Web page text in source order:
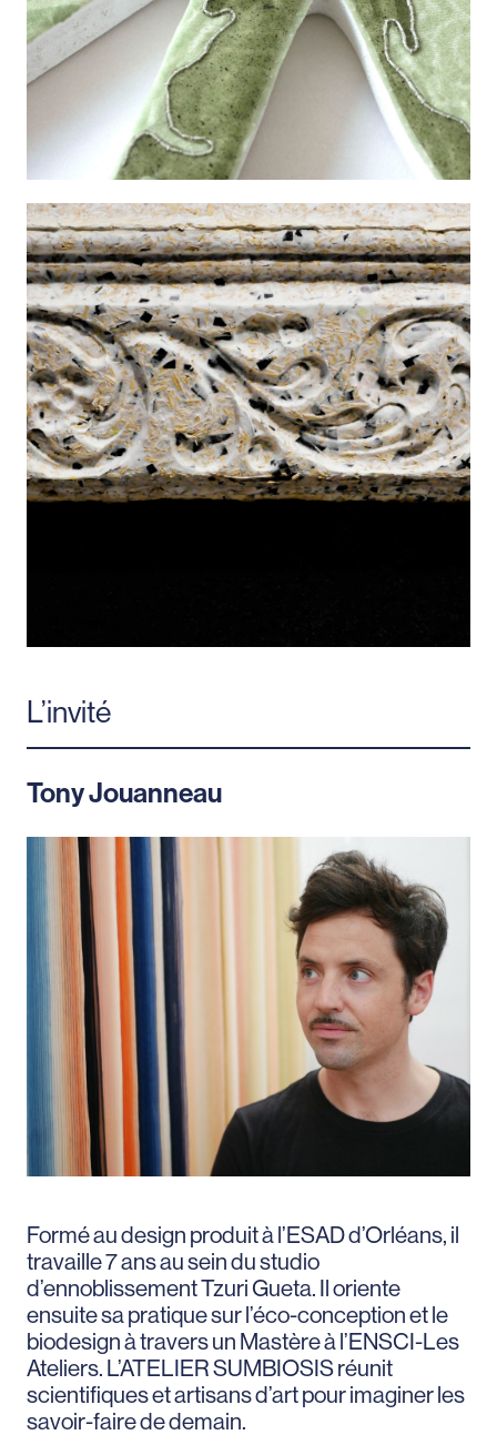
L’invité
Tony Jouanneau
Formé au design produit à l’ESAD d’Orléans, il
travaille 7 ans au sein du studio
d’ennoblissement Tzuri Gueta. Il oriente
ensuite sa pratique sur l’éco-conception et le
biodesign à travers un Mastère à l’ENSCI-Les
Ateliers. L’ATELIER SUMBIOSIS réunit
scientifiques et artisans d’art pour imaginer les
savoir-faire de demain.